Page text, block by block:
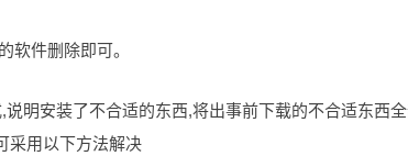
软件删除即可。
明安装了不合适的东西,将出事前下载的不合适东西
采用以下方法解决